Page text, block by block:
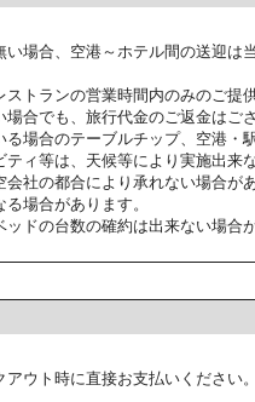
い場合、空港～ホテル間の送迎
トランの営業時間内のみのご提
合でも、旅行代金のご返金はご
場合のテーブルチップ、空港・
ィ等は、天候等により実施出来
社の都合により承れない場合が
場合があります。
ドの台数の確約は出来ない場合
ウト時に直接お支払いください。